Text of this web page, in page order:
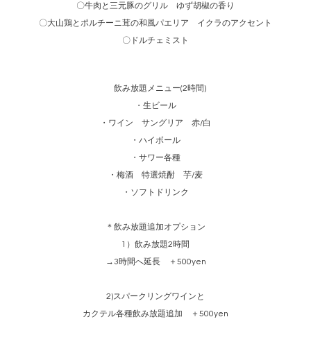
〇牛肉と三元豚のグリル ゆず胡椒の香り
〇大山鶏とポルチーニ茸の和風パエリア イクラのアクセント
〇ドルチェミスト
飲み放題メニュー(2時間)
・生ビール
・ワイン サングリア 赤/白
・ハイボール
・サワー各種
・梅酒 特選焼酎 芋/麦
・ソフトドリンク
＊飲み放題追加オプション
1）飲み放題2時間
→3時間へ延長 ＋500yen
2)スパークリングワインと
カクテル各種飲み放題追加 ＋500yen